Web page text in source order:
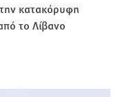
κατακόρυφη
το Λίβανο